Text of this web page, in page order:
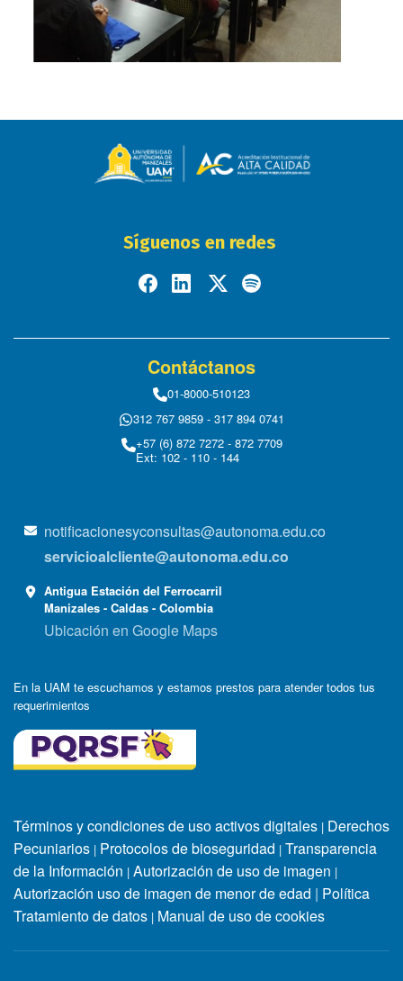
Síguenos en redes
Contáctanos
01-8000-510123
312 767 9859 - 317 894 0741
+57 (6) 872 7272 - 872 7709
Ext: 102 - 110 - 144
notificacionesyconsultas@autonoma.edu.co
servicioalcliente@autonoma.edu.co
Antigua Estación del Ferrocarril
Manizales - Caldas - Colombia
Ubicación en Google Maps
En la UAM te escuchamos y estamos prestos para atender todos tus
requerimientos
Términos y condiciones de uso activos digitales | Derechos
Pecuniarios | Protocolos de bioseguridad | Transparencia
de la Información | Autorización de uso de imagen |
Autorización uso de imagen de menor de edad | Política
Tratamiento de datos | Manual de uso de cookies